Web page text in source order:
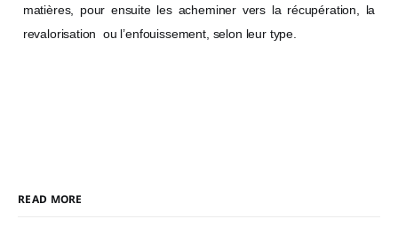
matières, pour ensuite les acheminer vers la récupération, la
revalorisation ou l’enfouissement, selon leur type.
READ MORE